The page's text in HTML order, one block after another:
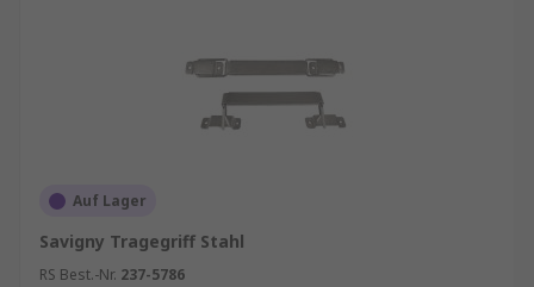
Auf Lager
Savigny Tragegriff Stahl
RS Best.-Nr. 237-5786